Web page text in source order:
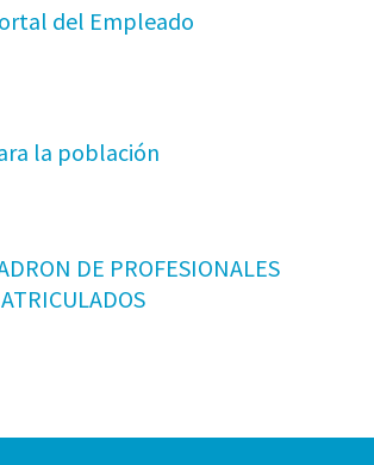
del Empleado
la población
DE PROFESIONALES